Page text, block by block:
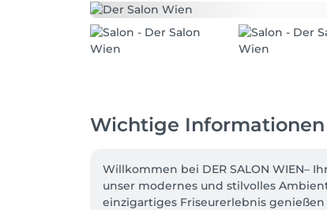
Wichtige Informationen
Willkommen bei DER SALON WIEN–
unser modernes und stilvolles
einzigartiges Friseurerlebnis